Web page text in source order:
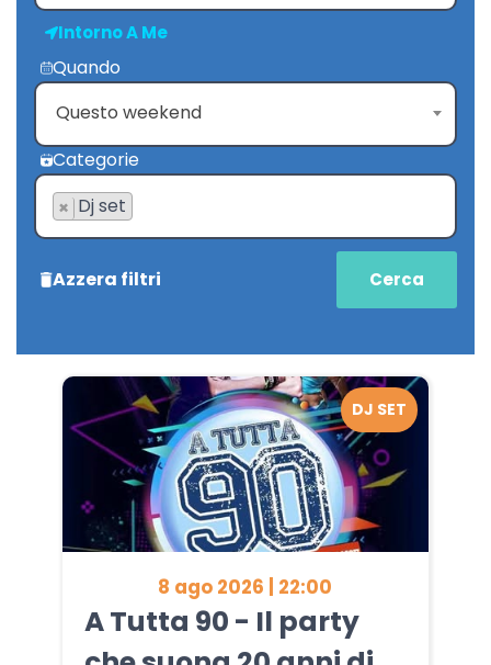
Intorno A Me
Quando
Questo weekend
Categorie
× Dj set
Azzera filtri
8 ago 2026 | 22:00
A Tutta 90 - Il party
DJ SET